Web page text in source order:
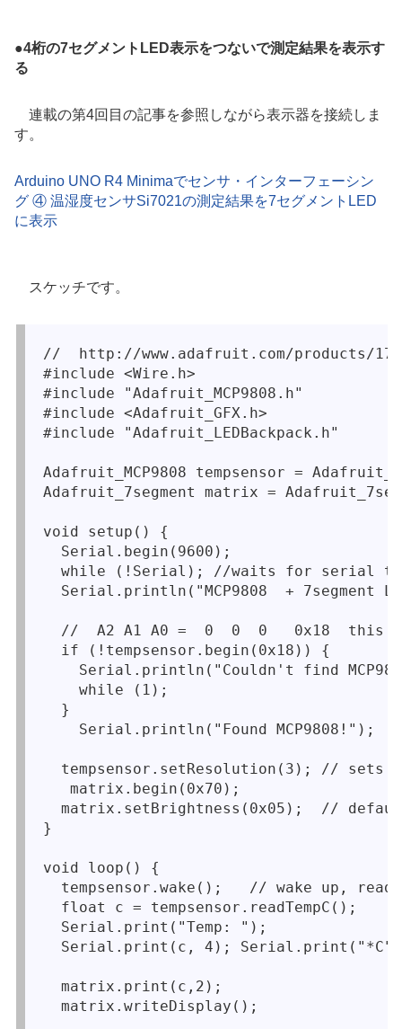
●4桁の7セグメントLED表示をつないで測定結果を表示す
る
連載の第4回目の記事を参照しながら表示器を接続しま
す。
Arduino UNO R4 Minimaでセンサ・インターフェーシン
グ ④ 温湿度センサSi7021の測定結果を7セグメントLED
に表示
スケッチです。
//  http://www.adafruit.com/products/
#include <Wire.h>
#include "Adafruit_MCP9808.h"
#include <Adafruit_GFX.h>
#include "Adafruit_LEDBackpack.h"
Adafruit_MCP9808 tempsensor =
Adafruit_7segment matrix =
void setup() {
  Serial.begin(9600);
while (!Serial); //waits for serial
Serial.println("MCP9808  + 7segment
//  A2 A1 A0 =  0  0  0   0x18  this
  if (!tempsensor.begin(0x18)) {
Serial.println("Couldn't find
    while (1);
  }
    Serial.println("Found MCP9808!");
tempsensor.setResolution(3); // sets
   matrix.begin(0x70);
matrix.setBrightness(0x05);  //
}
void loop() {
tempsensor.wake();   // wake up,
  float c = tempsensor.readTempC();
  Serial.print("Temp: ");
Serial.print(c, 4);
  matrix.print(c,2);
  matrix.writeDisplay();